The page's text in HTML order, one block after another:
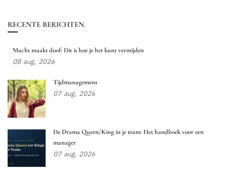
RECENTE BERICHTEN
Macht maakt doof: Dit is hoe je het kunt vermijden
08 aug, 2026
Tijdmanagement
07 aug, 2026
De Drama Queen/King in je team: Het handboek voor een
manager
07 aug, 2026